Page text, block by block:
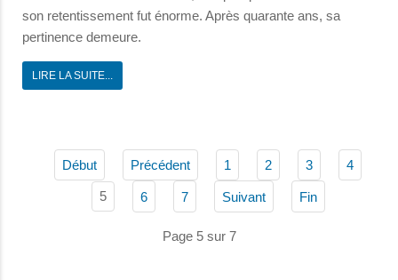
son retentissement fut énorme. Après quarante ans, sa
pertinence demeure.
LIRE LA SUITE...
Début Précédent 1 2 3 4
5 6 7 Suivant Fin
Page 5 sur 7